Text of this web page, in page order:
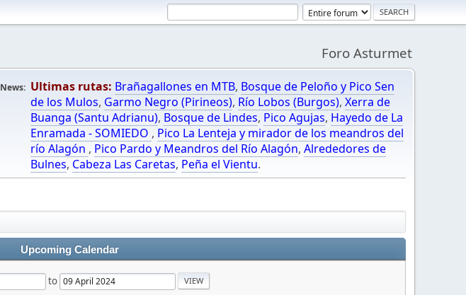
Foro Asturmet
News: Ultimas rutas: Brañagallones en MTB, Bosque de Peloño y Pico Sen
de los Mulos, Garmo Negro (Pirineos), Río Lobos (Burgos), Xerra de
Buanga (Santu Adrianu), Bosque de Lindes, Pico Agujas, Hayedo de La
Enramada - SOMIEDO , Pico La Lenteja y mirador de los meandros del
río Alagón , Pico Pardo y Meandros del Río Alagón, Alrededores de
Bulnes, Cabeza Las Caretas, Peña el Vientu.
Upcoming Calendar
to